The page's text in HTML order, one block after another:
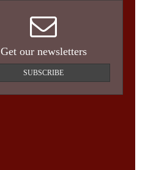
Get our newsletters
SUBSCRIBE